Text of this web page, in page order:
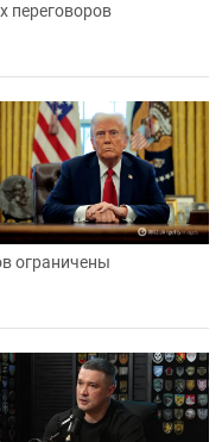
переговоров
ограничены